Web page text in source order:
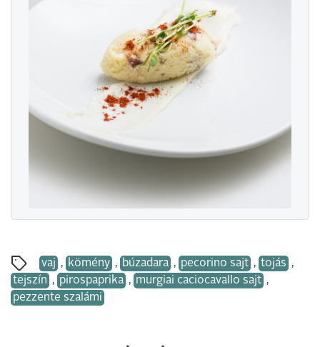
vaj , kömény , búzadara , pecorino sajt , tojás ,
tejszín , pirospaprika , murgiai caciocavallo sajt ,
pezzente szalámi